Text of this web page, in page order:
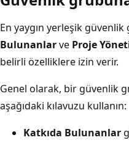
En yaygın yerleşik güvenlik
Bulunanlarve Proje
belirli özelliklere izin verir.
Genel olarak, bir güvenlik
aşağıdaki kılavuzu kullanın:
Katkıda Bulunanlar